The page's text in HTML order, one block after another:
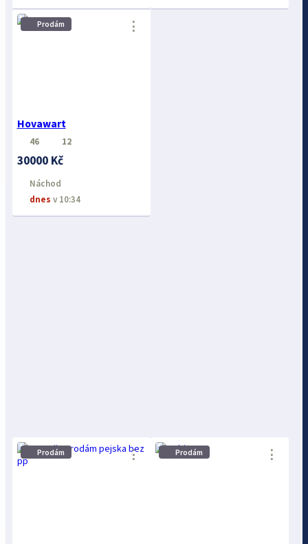
Prodám
Hovawart
⋮
46 12
30000 Kč
Náchod
dnes v 10:34
Prodám ⋮ Prodám ⋮